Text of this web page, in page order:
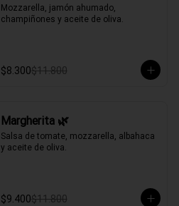
Mozzarella, jamón ahumado,
champiñones y aceite de oliva.
$8.300$11.800
Margherita 🌿
Salsa de tomate, mozzarella, albahaca
y aceite de oliva.
$9.400$11.800